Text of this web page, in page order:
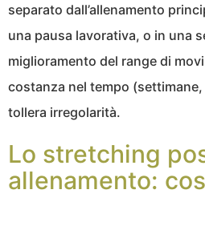
separato dall’allenamento
una pausa lavorativa, o in una
miglioramento del range di
costanza nel tempo
tollera irregolarità.
Lo stretching
allenamento: